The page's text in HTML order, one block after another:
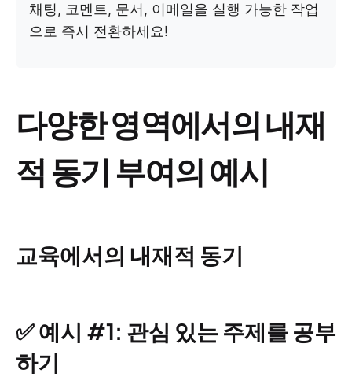
채팅, 코멘트, 문서, 이메일을 실행 가능한 작업
으로 즉시 전환하세요!
다양한 영역에서의 내재
적 동기 부여의 예시
교육에서의 내재적 동기
✅ 예시 #1: 관심 있는 주제를 공부
하기